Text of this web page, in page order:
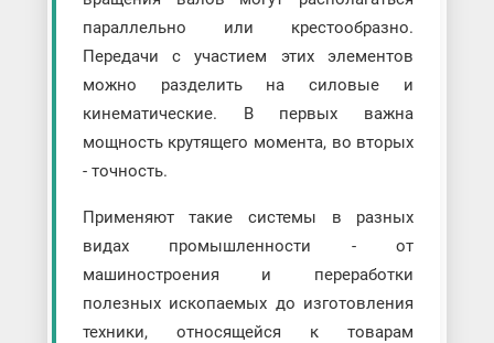
параллельно или крестообразно.
Передачи с участием этих элементов
можно разделить на силовые и
кинематические. В первых важна
мощность крутящего момента, во вторых
- точность.
Применяют такие системы в разных
видах промышленности - от
машиностроения и переработки
полезных ископаемых до изготовления
техники, относящейся к товарам